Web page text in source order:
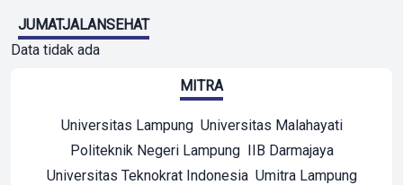
JUMATJALANSEHAT
Data tidak ada
MITRA
Universitas Lampung Universitas Malahayati
Politeknik Negeri Lampung IIB Darmajaya
Universitas Teknokrat Indonesia Umitra Lampung